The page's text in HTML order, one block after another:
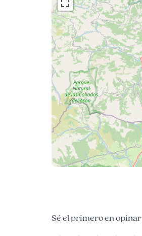
Sé el primero en opinar